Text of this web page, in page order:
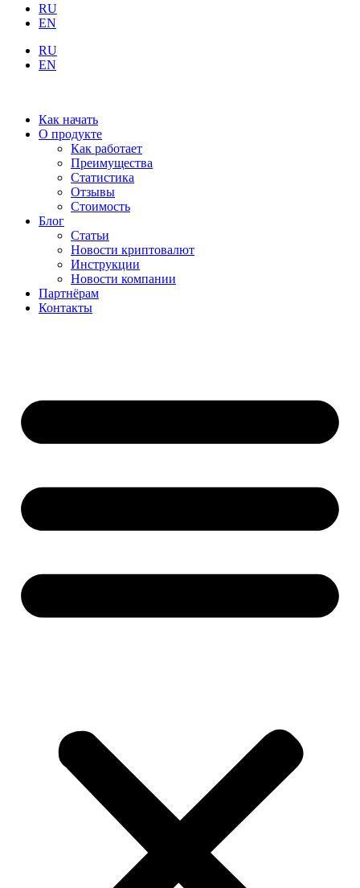
RU
EN
RU
EN
Как начать
О продукте
Как работает
Преимущества
Статистика
Отзывы
Стоимость
Блог
Статьи
Новости криптовалют
Инструкции
Новости компании
Партнёрам
Контакты